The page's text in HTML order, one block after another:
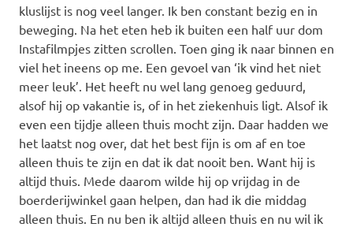
kluslijst is nog veel langer. Ik ben constant bezig en in
beweging. Na het eten heb ik buiten een half uur dom
Instafilmpjes zitten scrollen. Toen ging ik naar binnen en
viel het ineens op me. Een gevoel van ‘ik vind het niet
meer leuk’. Het heeft nu wel lang genoeg geduurd,
alsof hij op vakantie is, of in het ziekenhuis ligt. Alsof ik
even een tijdje alleen thuis mocht zijn. Daar hadden we
het laatst nog over, dat het best fijn is om af en toe
alleen thuis te zijn en dat ik dat nooit ben. Want hij is
altijd thuis. Mede daarom wilde hij op vrijdag in de
boerderijwinkel gaan helpen, dan had ik die middag
alleen thuis. En nu ben ik altijd alleen thuis en nu wil ik